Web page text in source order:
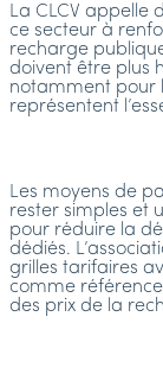
La CLCV appelle
ce secteur à
recharge
doivent être plus
notamment pour
représentent
Les moyens de
rester simples et
pour réduire la
dédiés.
grilles tarifaires
comme
des prix de la